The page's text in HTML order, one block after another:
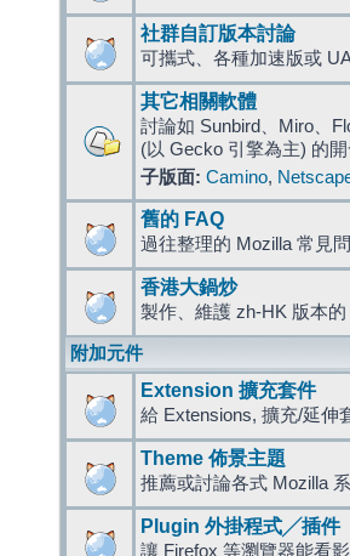
社群自訂版本討論
可攜式、各種加速版或
其它相關軟體
討論如 Sunbird、Miro、
(以 Gecko 引擎為主) 的
子版面: Camino,
舊的 FAQ
過往整理的 Mozilla 常見
香港大鍋炒
製作、維護 zh-HK 版本的
附加元件
Extension 擴充套件
給 Extensions, 擴充/延伸
Theme 佈景主題
推薦或討論各式 Mozilla
Plugin 外掛程式╱插件
讓 Firefox 等瀏覽器能看